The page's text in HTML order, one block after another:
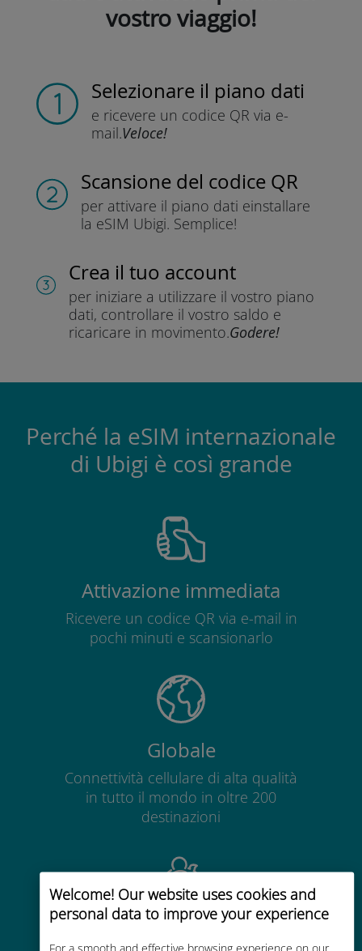
Welcome! Our website uses cookies and
personal data to improve your experience
For a smooth and effective browsing experience on our
vostro viaggio!
Selezionare il piano dati
e ricevere un codice QR via e-
mail.Veloce!
Scansione del codice QR
per attivare il piano dati einstallare
la eSIM Ubigi. Semplice!
Crea il tuo account
per iniziare a utilizzare il vostro piano
dati, controllare il vostro saldo e
ricaricare in movimento.Godere!
Perché la eSIM internazionale
di Ubigi è così grande
Attivazione immediata
Ricevere un codice QR via e-mail in
pochi minuti e scansionarlo
Globale
Connettività cellulare di alta qualità
in tutto il mondo in oltre 200
destinazioni
Economico